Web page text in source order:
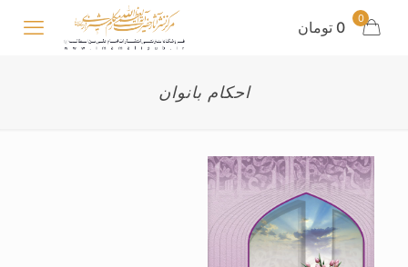
0 0 تومان
احکام بانوان